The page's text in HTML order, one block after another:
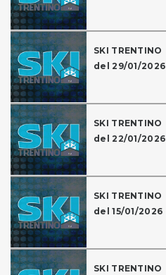
SKI TRENTINO
del 29/01/2026
SKI TRENTINO
del 22/01/2026
SKI TRENTINO
del 15/01/2026
SKI TRENTINO